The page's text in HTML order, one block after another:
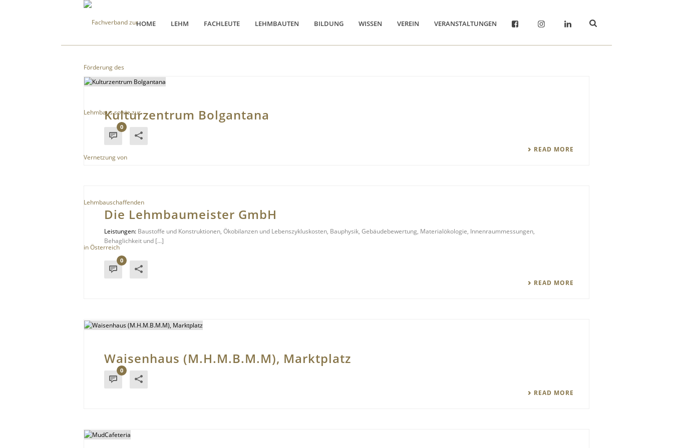
HOME LEHM FACHLEUTE LEHMBAUTEN BILDUNG WISSEN VEREIN VERANSTALTUNGEN
Kulturzentrum Bolgantana
0
READ MORE
Die Lehmbaumeister GmbH
Leistungen: Baustoffe und Konstruktionen, Ökobilanzen und Lebenszykluskosten, Bauphysik, Gebäudebewertung, Materialökologie, Innenraummessungen,
Behaglichkeit und [...]
0
READ MORE
Waisenhaus (M.H.M.B.M.M), Marktplatz
0
READ MORE